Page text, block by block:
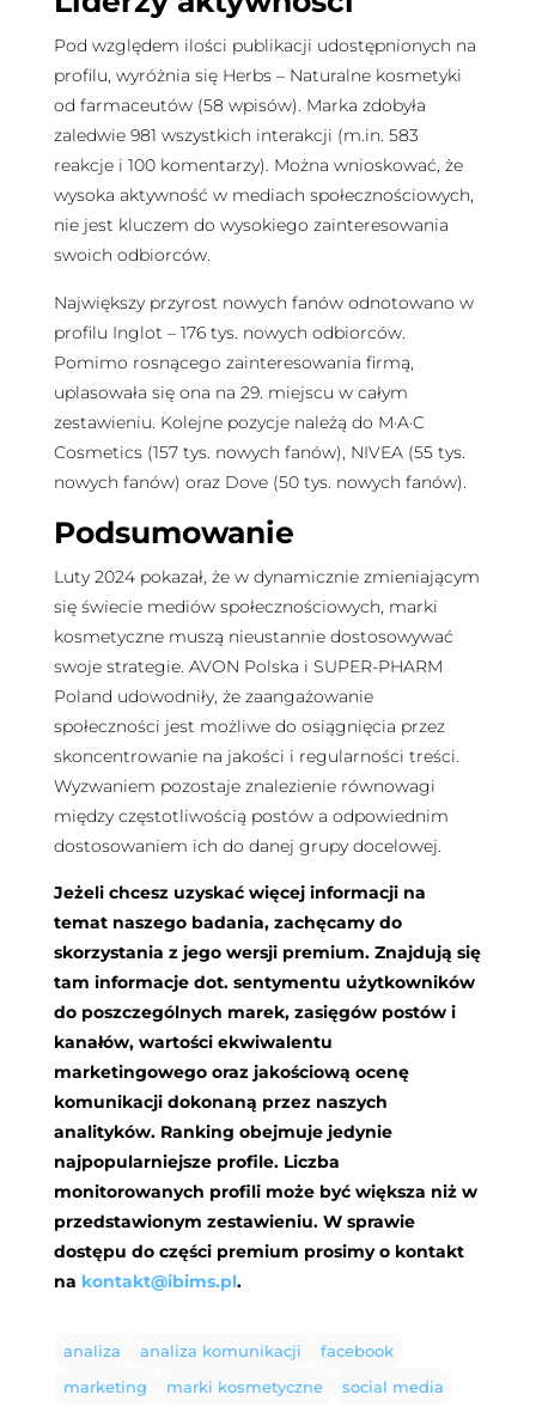
Pod względem ilości publikacji udostępnionych na
profilu, wyróżnia się Herbs – Naturalne kosmetyki
od farmaceutów (58 wpisów). Marka zdobyła
zaledwie 981 wszystkich interakcji (m.in. 583
reakcje i 100 komentarzy). Można wnioskować, że
wysoka aktywność w mediach społecznościowych,
nie jest kluczem do wysokiego zainteresowania
swoich odbiorców.
Największy przyrost nowych fanów odnotowano w
profilu Inglot – 176 tys. nowych odbiorców.
Pomimo rosnącego zainteresowania firmą,
uplasowała się ona na 29. miejscu w całym
zestawieniu. Kolejne pozycje należą do M·A·C
Cosmetics (157 tys. nowych fanów), NIVEA (55 tys.
nowych fanów) oraz Dove (50 tys. nowych fanów).
Podsumowanie
Luty 2024 pokazał, że w dynamicznie zmieniającym
się świecie mediów społecznościowych, marki
kosmetyczne muszą nieustannie dostosowywać
swoje strategie. AVON Polska i SUPER-PHARM
Poland udowodniły, że zaangażowanie
społeczności jest możliwe do osiągnięcia przez
skoncentrowanie na jakości i regularności treści.
Wyzwaniem pozostaje znalezienie równowagi
między częstotliwością postów a odpowiednim
dostosowaniem ich do danej grupy docelowej.
Jeżeli chcesz uzyskać więcej informacji na
temat naszego badania, zachęcamy do
skorzystania z jego wersji premium. Znajdują się
tam informacje dot. sentymentu użytkowników
do poszczególnych marek, zasięgów postów i
kanałów, wartości ekwiwalentu
marketingowego oraz jakościową ocenę
komunikacji dokonaną przez naszych
analityków. Ranking obejmuje jedynie
najpopularniejsze profile. Liczba
monitorowanych profili może być większa niż w
przedstawionym zestawieniu. W sprawie
dostępu do części premium prosimy o kontakt
na kontakt@ibims.pl.
analiza analiza komunikacji
facebook
marketing
marki kosmetyczne social media